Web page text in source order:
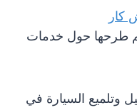
كار
طرحها حول خدمات
السيارة في